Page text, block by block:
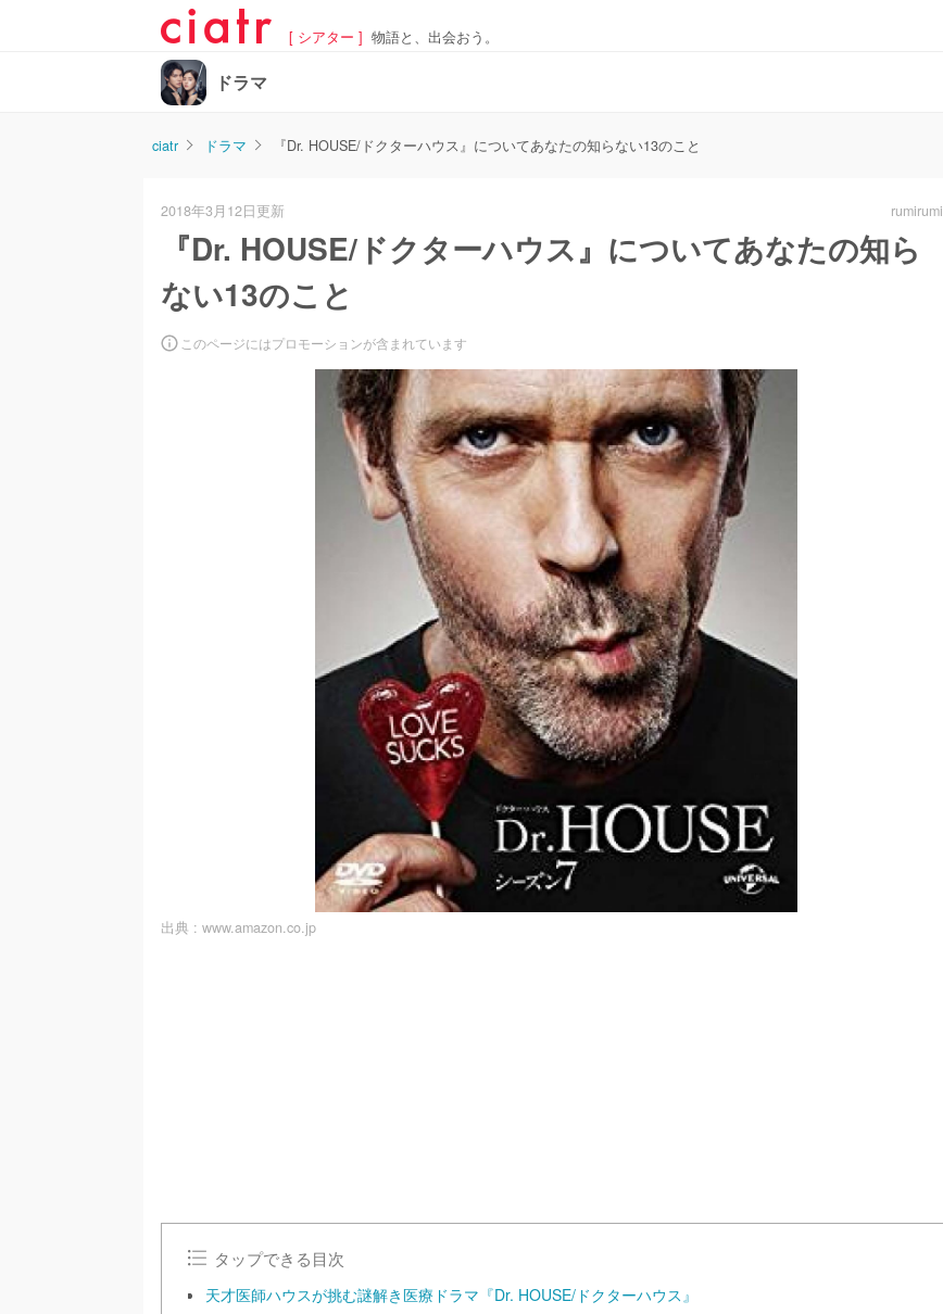
[ シアター ] 物語と、出会おう。
ドラマ
ciatr ドラマ 『Dr. HOUSE/ドクターハウス』についてあなたの知らない13のこと
2018年3月12日更新 rumirumi
『Dr. HOUSE/ドクターハウス』についてあなたの知ら
ない13のこと
このページにはプロモーションが含まれています
出典 : www.amazon.co.jp
タップできる目次
天才医師ハウスが挑む謎解き医療ドラマ『Dr. HOUSE/ドクターハウス』